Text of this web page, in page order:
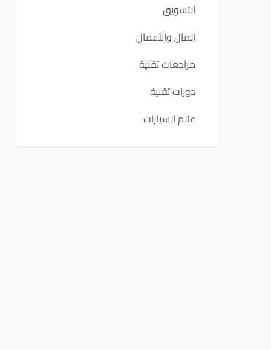
التسويق
المال والأعمال
مراجعات تقنية
دورات تقنية
عالم السيارات